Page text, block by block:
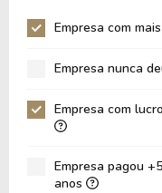
ROE
ROIC
ROA
Dívida Líquida / Ebitda
Dívida Líquida / Ebit
Empresa com
Empresa nunca
Empresa com
Empresa pagou
anos